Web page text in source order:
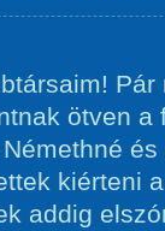
ötven
kiérteni
addig